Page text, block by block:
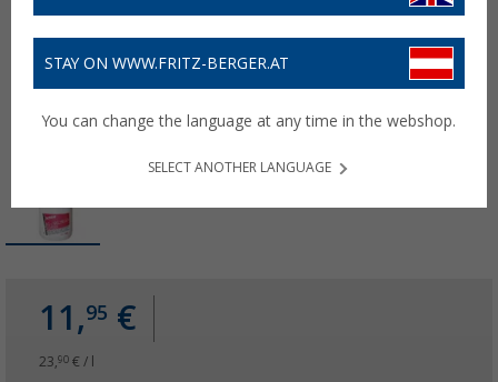
11,95 €
23,90 € / l
STAY ON WWW.FRITZ-BERGER.AT
You can change the language at any time in the webshop.
SELECT ANOTHER LANGUAGE